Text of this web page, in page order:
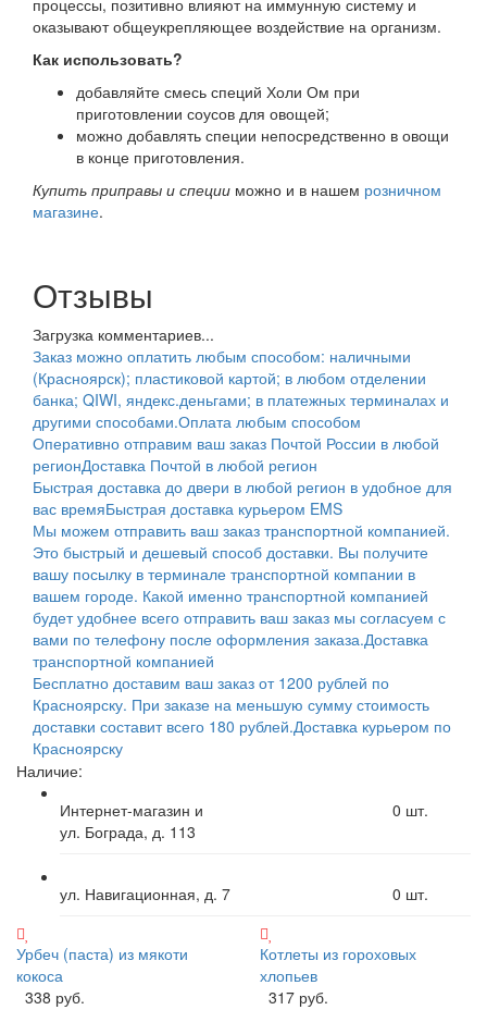
процессы, позитивно влияют на иммунную систему и
оказывают общеукрепляющее воздействие на организм.
Как использовать?
добавляйте смесь специй Холи Ом при
приготовлении соусов для овощей;
можно добавлять специи непосредственно в овощи
в конце приготовления.
Купить приправы и специи можно и в нашем розничном
магазине.
Отзывы
Загрузка комментариев...
Заказ можно оплатить любым способом: наличными
(Красноярск); пластиковой картой; в любом отделении
банка; QIWI, яндекс.деньгами; в платежных терминалах и
другими способами.Оплата любым способом
Оперативно отправим ваш заказ Почтой России в любой
регионДоставка Почтой в любой регион
Быстрая доставка до двери в любой регион в удобное для
вас времяБыстрая доставка курьером EMS
Мы можем отправить ваш заказ транспортной компанией.
Это быстрый и дешевый способ доставки. Вы получите
вашу посылку в терминале транспортной компании в
вашем городе. Какой именно транспортной компанией
будет удобнее всего отправить ваш заказ мы согласуем с
вами по телефону после оформления заказа.Доставка
транспортной компанией
Бесплатно доставим ваш заказ от 1200 рублей по
Красноярску. При заказе на меньшую сумму стоимость
доставки составит всего 180 рублей.Доставка курьером по
Красноярску
Наличие:
Интернет-магазин и
ул. Бограда, д. 113
0 шт.
ул. Навигационная, д. 7 0 шт.
Урбеч (паста) из мякоти
кокоса
338 руб.
Котлеты из гороховых
хлопьев
317 руб.